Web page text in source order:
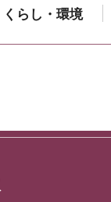
くらし・環境